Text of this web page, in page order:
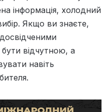
інформація, холодний
Якщо ви знаєте,
відчутною, а
навіть